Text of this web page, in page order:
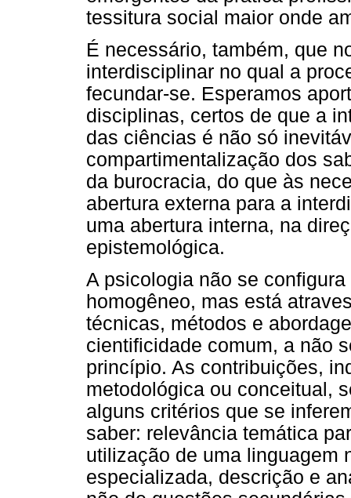
tessitura social maior onde
É necessário, também, que
interdisciplinar no qual a
fecundar-se. Esperamos
disciplinas, certos de que a
das ciências é não só
compartimentalização dos
da burocracia, do que às
abertura externa para a
uma abertura interna, na
epistemológica.
A psicologia não se
homogêneo, mas está
técnicas, métodos e
cientificidade comum, a não
princípio. As contribuições,
metodológica ou conceitual,
alguns critérios que se
saber: relevância temática
utilização de uma linguagem
especializada, descrição e